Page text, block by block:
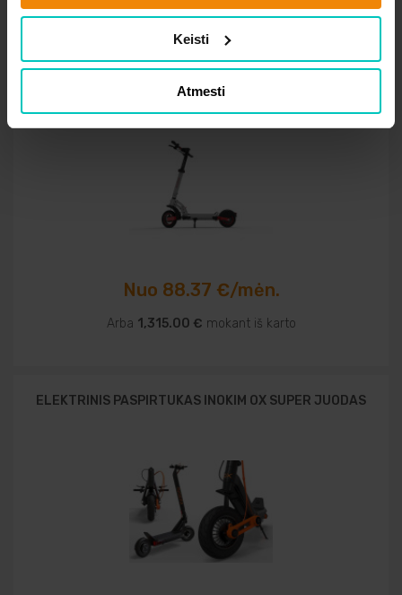
Keisti
Atmesti
Panašios prekės
Nuo 88.37 €/mėn.
Arba 1,315.00 € mokant iš karto
ELEKTRINIS PASPIRTUKAS INOKIM OX SUPER JUODAS